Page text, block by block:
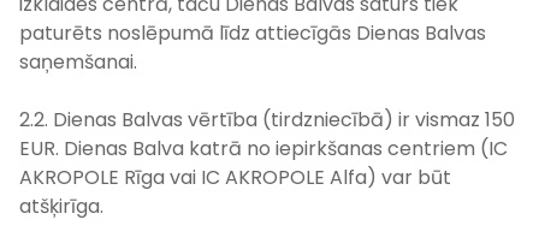
paturēts noslēpumā līdz attiecīgās Dienas Balvas
saņemšanai.
2.2. Dienas Balvas vērtība (tirdzniecībā) ir vismaz 150
EUR. Dienas Balva katrā no iepirkšanas centriem (IC
AKROPOLE Rīga vai IC AKROPOLE Alfa) var būt
atšķirīga.